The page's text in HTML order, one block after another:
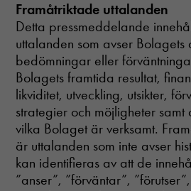
Framåtriktade uttalanden
Detta pressmeddelande
uttalanden som avser Bolagets
bedömningar eller
Bolagets framtida resultat,
likviditet, utveckling, utsikter,
strategier och möjligheter
vilka Bolaget är verksamt.
är uttalanden som inte avser
kan identifieras av att de
”anser”, ”förväntar”,